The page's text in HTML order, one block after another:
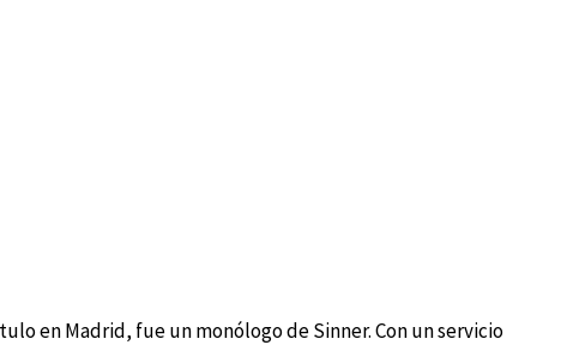
en Madrid, fue un monólogo de Sinner. Con un servicio